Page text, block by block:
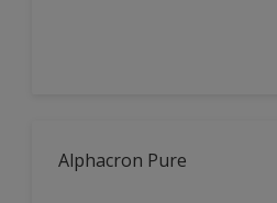
Alphacron Pure